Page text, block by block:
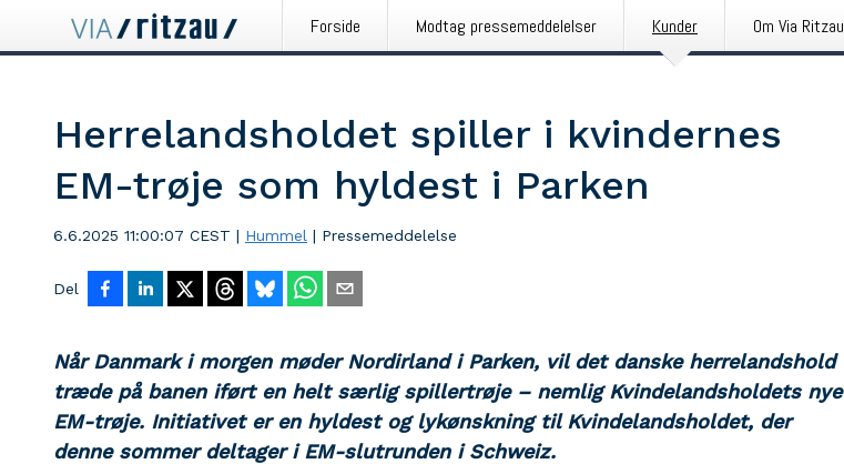
Forside Modtag pressemeddelelser Kunder Om Via Ritzau
Herrelandsholdet spiller i kvindernes
EM-trøje som hyldest i Parken
6.6.2025 11:00:07 CEST | Hummel | Pressemeddelelse
Del
Når Danmark i morgen møder Nordirland i Parken, vil det danske herrelandshold
træde på banen iført en helt særlig spillertrøje – nemlig Kvindelandsholdets nye
EM-trøje. Initiativet er en hyldest og lykønskning til Kvindelandsholdet, der
denne sommer deltager i EM-slutrunden i Schweiz.